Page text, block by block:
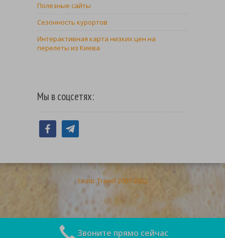
Полезные сайты
Сезонность курортов
Интерактивная карта низких цен на
перелеты из Киева
Мы в соцсетях:
facebooktelegram
Exotic Travel 2007-2022
Звоните прямо сейчас